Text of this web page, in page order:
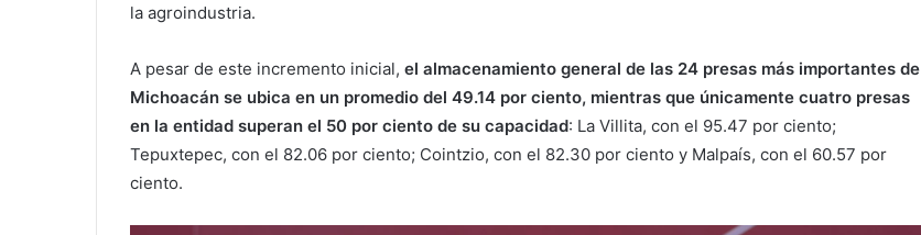
la agroindustria.
A pesar de este incremento inicial, el almacenamiento general de las 24 presas más importantes de
Michoacán se ubica en un promedio del 49.14 por ciento, mientras que únicamente cuatro presas
en la entidad superan el 50 por ciento de su capacidad: La Villita, con el 95.47 por ciento;
Tepuxtepec, con el 82.06 por ciento; Cointzio, con el 82.30 por ciento y Malpaís, con el 60.57 por
ciento.